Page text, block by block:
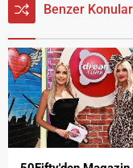
Benzer Konular